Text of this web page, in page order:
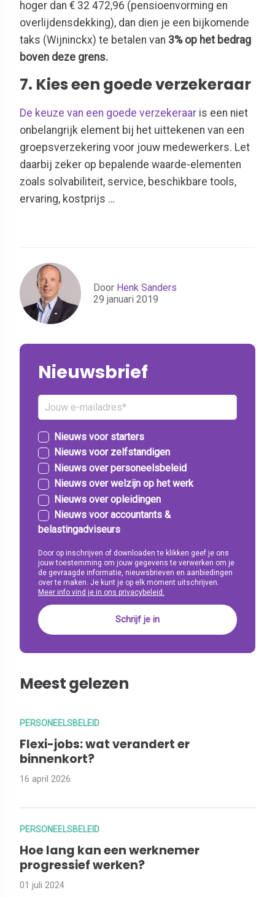
hoger dan € 32 472,96 (pensioenvorming en
overlijdensdekking), dan dien je een bijkomende
taks (Wijninckx) te betalen van 3% op het bedrag
boven deze grens.
7. Kies een goede verzekeraar
De keuze van een goede verzekeraar is een niet
onbelangrijk element bij het uittekenen van een
groepsverzekering voor jouw medewerkers. Let
daarbij zeker op bepalende waarde-elementen
zoals solvabiliteit, service, beschikbare tools,
ervaring, kostprijs …
Door Henk Sanders
29 januari 2019
Nieuwsbrief
Nieuws voor starters
Nieuws voor zelfstandigen
Nieuws over personeelsbeleid
Nieuws over welzijn op het werk
Nieuws over opleidingen
Nieuws voor accountants &
belastingadviseurs
Door op inschrijven of downloaden te klikken geef je ons
jouw toestemming om jouw gegevens te verwerken om je
de gevraagde informatie, nieuwsbrieven en aanbiedingen
over te maken. Je kunt je op elk moment uitschrijven.
Meer info vind je in ons privacybeleid.
Meest gelezen
PERSONEELSBELEID
Flexi-jobs: wat verandert er
binnenkort?
16 april 2026
PERSONEELSBELEID
Hoe lang kan een werknemer
progressief werken?
01 juli 2024